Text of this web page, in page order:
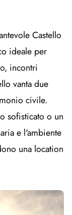
Castello
ideale per
incontri
vanta due
civile.
sofisticato o un
e l'ambiente
una location